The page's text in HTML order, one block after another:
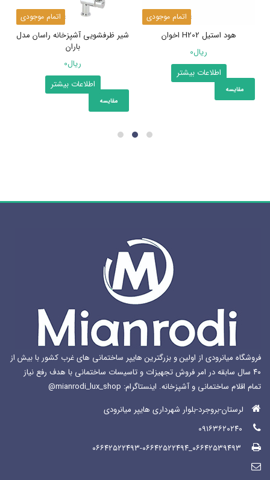
اتمام موجودی
هود استیل H202 اخوان
ریال0
اطلاعات بیشتر
مقایسه
اتمام موجودی
شیر ظرفشویی آشپزخانه راسان مدل
باران
ریال0
اطلاعات بیشتر
مقایسه
فروشگاه میانرودی از اولین و بزرگترین هایپر ساختمانی های غرب کشور با بیش از
۴۰ سال سابقه در امر فروش تجهیزات و تاسیسات ساختمانی با هدف رفع نیاز
تمام اقلام ساختمانی و آشپزخانه. اینستاگرام: mianrodi_lux_shop@
لرستان-بروجرد-بلوار شهرداری هایپر میانرودی